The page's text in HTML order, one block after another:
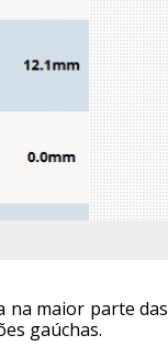
na maior parte das
gaúchas.